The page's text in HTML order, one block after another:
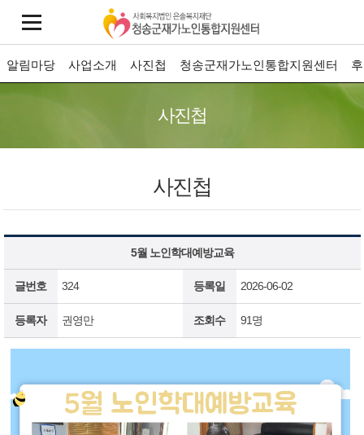
알림마당 사업소개 사진첩 청송군재가노인통합지원센터
사진첩
사진첩
5월 노인학대예방교육
글번호 324 등록일 2026-06-02
등록자 권영만 조회수 91명